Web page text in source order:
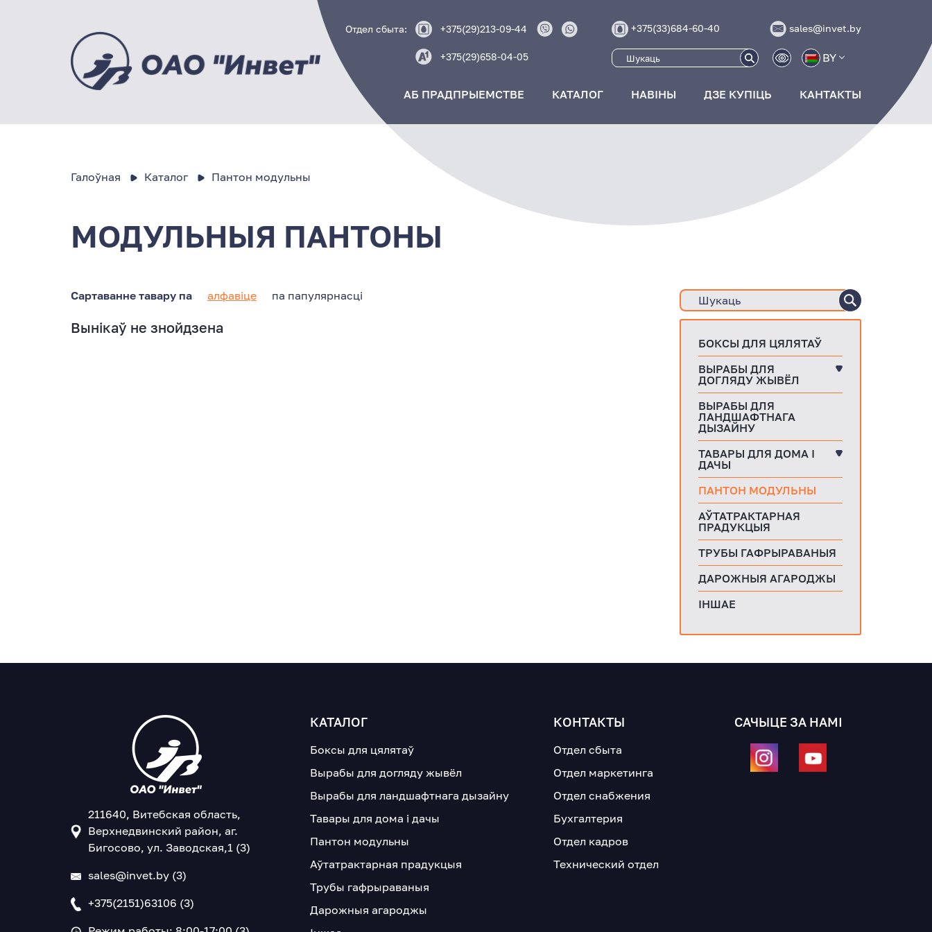
Отдел сбыта: +375(29)213-09-44
+375(29)658-04-05
+375(33)684-60-40 sales@invet.by
BY
АБ ПРАДПРЫЕМСТВЕ КАТАЛОГ НАВІНЫ ДЗЕ КУПІЦЬ КАНТАКТЫ
Галоўная Каталог Пантон модульны
МОДУЛЬНЫЯ ПАНТОНЫ
Сартаванне тавару па алфавіце па папулярнасці
Вынікаў не знойдзена
БОКСЫ ДЛЯ ЦЯЛЯТАЎ
ВЫРАБЫ ДЛЯ
ДОГЛЯДУ ЖЫВЁЛ
ВЫРАБЫ ДЛЯ
ЛАНДШАФТНАГА
ДЫЗАЙНУ
ТАВАРЫ ДЛЯ ДОМА І
ДАЧЫ
ПАНТОН МОДУЛЬНЫ
АЎТАТРАКТАРНАЯ
ПРАДУКЦЫЯ
ТРУБЫ ГАФРЫРАВАНЫЯ
ДАРОЖНЫЯ АГАРОДЖЫ
ІНШАЕ
211640, Витебская область,
Верхнедвинский район, аг.
Бигосово, ул. Заводская,1 (3)
sales@invet.by (3)
+375(2151)63106 (3)
КАТАЛОГ
Боксы для цялятаў
Вырабы для догляду жывёл
Вырабы для ландшафтнага дызайну
Тавары для дома і дачы
Пантон модульны
Аўтатрактарная прадукцыя
Трубы гафрыраваныя
Дарожныя агароджы
КОНТАКТЫ
Отдел сбыта
Отдел маркетинга
Отдел снабжения
Бухгалтерия
Отдел кадров
Технический отдел
САЧЫЦЕ ЗА НАМІ